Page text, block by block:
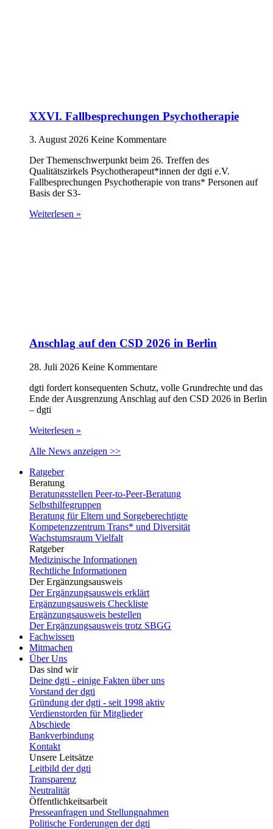
XXVI. Fallbesprechungen Psychotherapie
3. August 2026 Keine Kommentare
Der Themenschwerpunkt beim 26. Treffen des
Qualitätszirkels Psychotherapeut*innen der dgti e.V.
Fallbesprechungen Psychotherapie von trans* Personen auf
Basis der S3-
Weiterlesen »
Anschlag auf den CSD 2026 in Berlin
28. Juli 2026 Keine Kommentare
dgti fordert konsequenten Schutz, volle Grundrechte und das
Ende der Ausgrenzung Anschlag auf den CSD 2026 in Berlin
– dgti
Weiterlesen »
Alle News anzeigen >>
Ratgeber
Beratung
Beratungsstellen Peer-to-Peer-Beratung
Selbsthilfegruppen
Beratung für Eltern und Sorgeberechtigte
Kompetenzzentrum Trans* und Diversität
Wachstumsraum Vielfalt
Ratgeber
Medizinische Informationen
Rechtliche Informationen
Der Ergänzungsausweis
Der Ergänzungsausweis erklärt
Ergänzungsausweis Checkliste
Ergänzungsausweis bestellen
Der Ergänzungsausweis trotz SBGG
Fachwissen
Mitmachen
Über Uns
Das sind wir
Deine dgti - einige Fakten über uns
Vorstand der dgti
Gründung der dgti - seit 1998 aktiv
Verdienstorden für Mitglieder
Abschiede
Bankverbindung
Kontakt
Unsere Leitsätze
Leitbild der dgti
Transparenz
Neutralität
Öffentlichkeitsarbeit
Presseanfragen und Stellungnahmen
Politische Forderungen der dgti